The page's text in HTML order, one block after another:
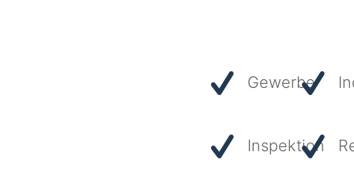
Gewerbe
Inspektion